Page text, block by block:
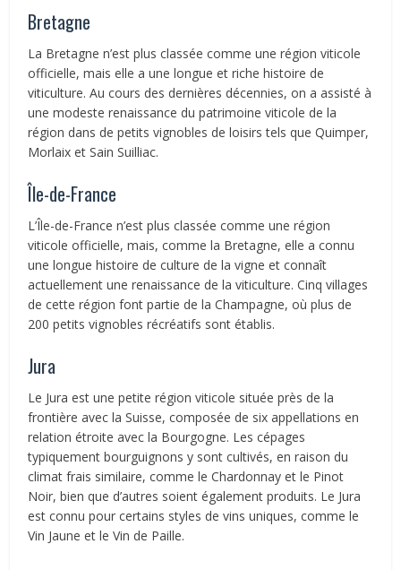
Bretagne
La Bretagne n’est plus classée comme une région viticole
officielle, mais elle a une longue et riche histoire de
viticulture. Au cours des dernières décennies, on a assisté à
une modeste renaissance du patrimoine viticole de la
région dans de petits vignobles de loisirs tels que Quimper,
Morlaix et Sain Suilliac.
Île-de-France
L’Île-de-France n’est plus classée comme une région
viticole officielle, mais, comme la Bretagne, elle a connu
une longue histoire de culture de la vigne et connaît
actuellement une renaissance de la viticulture. Cinq villages
de cette région font partie de la Champagne, où plus de
200 petits vignobles récréatifs sont établis.
Jura
Le Jura est une petite région viticole située près de la
frontière avec la Suisse, composée de six appellations en
relation étroite avec la Bourgogne. Les cépages
typiquement bourguignons y sont cultivés, en raison du
climat frais similaire, comme le Chardonnay et le Pinot
Noir, bien que d’autres soient également produits. Le Jura
est connu pour certains styles de vins uniques, comme le
Vin Jaune et le Vin de Paille.